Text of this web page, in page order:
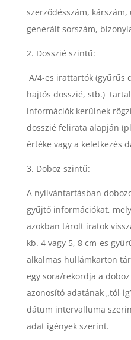
szerződésszám,
generált sorszám,
Dosszié szintű:
A/4-es irattartók (gyűrűs
hajtós dosszié, stb.)
információk kerülnek
dosszié felirata alapján
értéke vagy a keletkezés
Doboz szintű:
A nyilvántartásban
gyűjtő információkat,
azokban tárolt iratok
kb. 4 vagy 5, 8 cm-es
alkalmas hullámkarton
egy sora/rekordja a
azonosító adatának „tól-
dátum intervalluma
adat igények szerint.